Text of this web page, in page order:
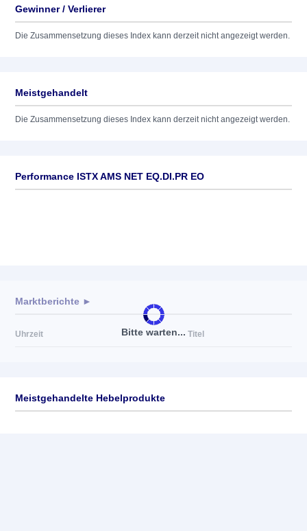
Gewinner / Verlierer
Die Zusammensetzung dieses Index kann derzeit nicht angezeigt werden.
Meistgehandelt
Die Zusammensetzung dieses Index kann derzeit nicht angezeigt werden.
Performance ISTX AMS NET EQ.DI.PR EO
Bitte warten...
Marktberichte ►
Uhrzeit Titel
Meistgehandelte Hebelprodukte